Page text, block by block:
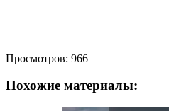
Просмотров: 966
Похожие материалы: